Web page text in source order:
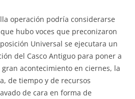
operación podría considerarse
hubo voces que preconizaron
Universal se ejecutara un
del Casco Antiguo para poner a
acontecimiento en ciernes, la
de tiempo y de recursos
de cara en forma de